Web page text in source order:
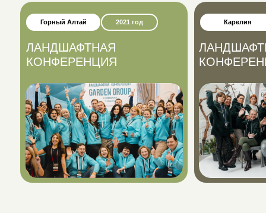
ЛАНДШАФТНАЯ
КОНФЕРЕНЦИЯ
Горный Алтай 2021 год Карелия